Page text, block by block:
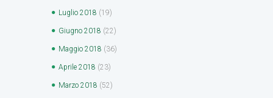
Luglio 2018 (19)
Giugno 2018 (22)
Maggio 2018 (36)
Aprile 2018 (23)
Marzo 2018 (52)